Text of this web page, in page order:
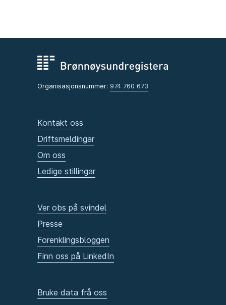
Organisasjonsnummer: 974 760 673
Kontakt oss
Driftsmeldingar
Om oss
Ledige stillingar
Ver obs på svindel
Presse
Forenklingsbloggen
Finn oss på LinkedIn
Bruke data frå oss